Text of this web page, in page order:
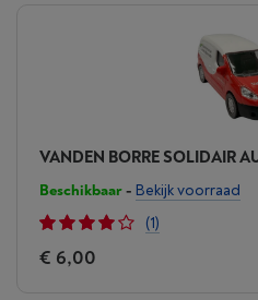
VANDEN BORRE SOLIDAIR
Beschikbaar- Bekijk voorraad
(1)
€ 6,00